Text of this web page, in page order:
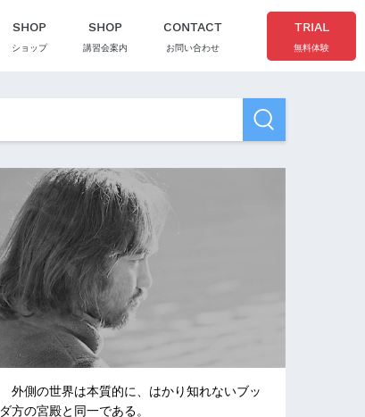
SHOP
ショップ
SHOP
講習会案内
CONTACT
お問い合わせ
TRIAL
無料体験
外側の世界は本質的に、はかり知れないブッ
ダ方の宮殿と同一である。